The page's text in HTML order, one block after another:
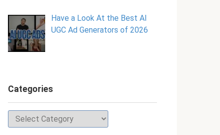
Have a Look At the Best AI
UGC Ad Generators of 2026
Categories
Categories